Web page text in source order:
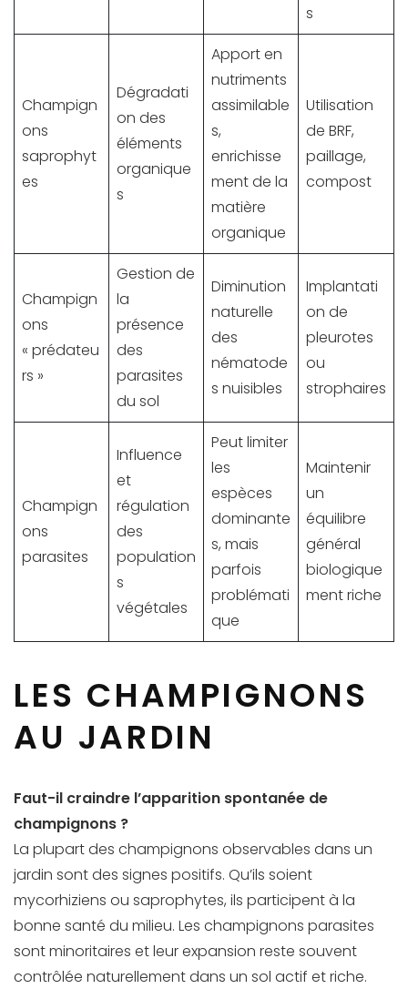
s
Champign
ons
saprophyt
es
Dégradati
on des
éléments
organique
s
Apport en
nutriments
assimilable
s,
enrichisse
ment de la
matière
organique
Utilisation
de BRF,
paillage,
compost
Champign
ons
« prédateu
rs »
Gestion de
la
présence
des
parasites
du sol
Diminution
naturelle
des
nématode
s nuisibles
Implantati
on de
pleurotes
ou
strophaires
Champign
ons
parasites
Influence
et
régulation
des
population
s
végétales
Peut limiter
les
espèces
dominante
s, mais
parfois
problémati
que
Maintenir
un
équilibre
général
biologique
ment riche
LES CHAMPIGNONS
AU JARDIN
Faut-il craindre l’apparition spontanée de
champignons ?
La plupart des champignons observables dans un
jardin sont des signes positifs. Qu’ils soient
mycorhiziens ou saprophytes, ils participent à la
bonne santé du milieu. Les champignons parasites
sont minoritaires et leur expansion reste souvent
contrôlée naturellement dans un sol actif et riche.